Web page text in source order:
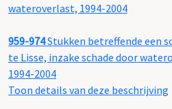
wateroverlast, 1994-2004
959-974Stukken betreffende een
te Lisse, inzake schade door
1994-2004
Toon details van deze beschrijving